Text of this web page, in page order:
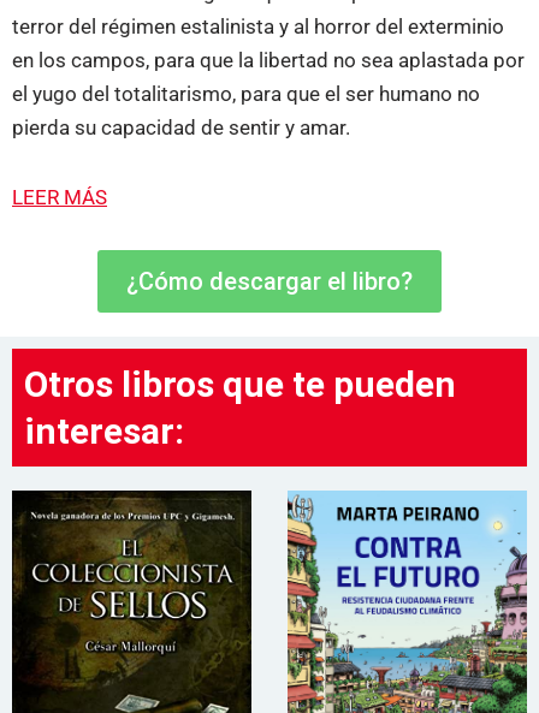
terror del régimen estalinista y al horror del exterminio
en los campos, para que la libertad no sea aplastada por
el yugo del totalitarismo, para que el ser humano no
pierda su capacidad de sentir y amar.
LEER MÁS
¿Cómo descargar el libro?
Otros libros que te pueden
interesar: